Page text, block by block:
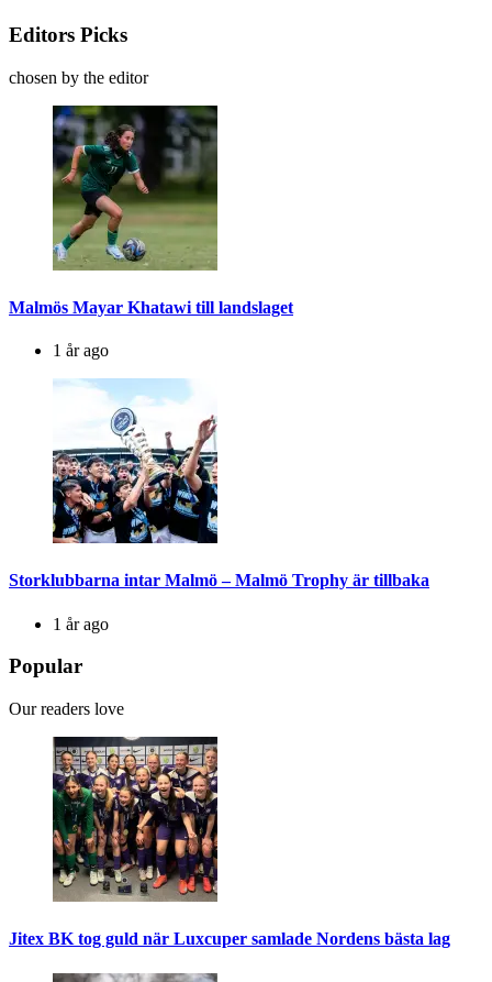
Editors Picks
chosen by the editor
Malmös Mayar Khatawi till landslaget
1 år ago
Storklubbarna intar Malmö – Malmö Trophy är tillbaka
1 år ago
Popular
Our readers love
Jitex BK tog guld när Luxcuper samlade Nordens bästa lag